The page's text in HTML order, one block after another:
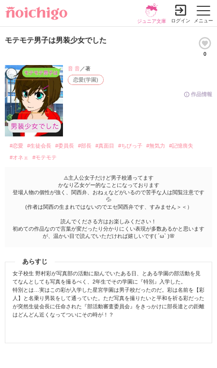
メニュー
ジュニア文庫 ログイン
モテモテ男子は男装少女でした
0
作品情報
恋愛(学園)
音 音 ／著
#恋愛 #生徒会長 #委員長 #部長 #真面目 #ちびっ子 #無気力
#記憶喪失
#オネェ
#モテモテ
⚠️主人公女子だけど男子校通ってます
かなり乙女ゲー的なことになっております
登場人物の個性が強く、関西弁、おねぇなどがいるので苦手な人は閲覧注意です
💦
(作者は関西の生まれではないのでエセ関西弁です、すみません＞＜）
読んでくださる方はお楽しみください！
初めての作品なので言葉が変だったり分かりにくい表現が多数あるかと思います
が、温かい目で読んでいただければ嬉しいです( ´ω` )🌸
あらすじ
女子校生 野村彩が写真部の活動に励んでいたある日、とある学園の部活動を見
てなんとしても写真を撮るべく、2年生でその学園に『特別』入学した。
特別とは…実はこの彩が入学した星宮学園は男子校だったのだ。彩は名前を【彩
人】と名乗り男装をして通っていた。ただ写真を撮りたいと平和を祈る彩だった
が突然生徒会長に任命された『部活動審査委員会』をきっかけに部長達との距離
はどんどん近くなってついにその時が！？